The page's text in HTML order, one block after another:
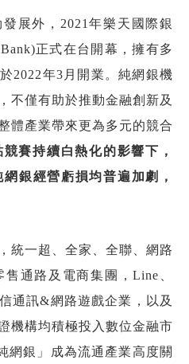
展外，2021年樂天國際銀
正式在台開幕，擁有多
2022年3月開業。純網銀機
不僅有助於推動金融創新及
體產業帶來更為多元的競合
賽持續白熱化的影響下，
銀經營虧損均普遍加劇，
統一超、全家、全聯、網路
通路及電商集團，Line、
通訊&網路遊戲企業，以及
機構均積極投入數位金融市
網銀」成為流通產業高度關